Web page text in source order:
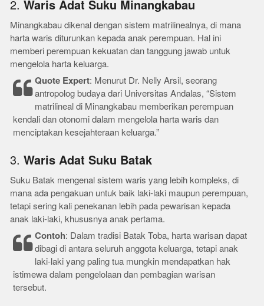
2.Waris Adat Suku Minangkabau
Minangkabau dikenal dengan sistem matrilinealnya, di mana
harta waris diturunkan kepada anak perempuan. Hal ini
memberi perempuan kekuatan dan tanggung jawab untuk
mengelola harta keluarga.
Quote Expert: Menurut Dr. Nelly Arsil, seorang
antropolog budaya dari Universitas Andalas, “Sistem
matrilineal di Minangkabau memberikan perempuan
kendali dan otonomi dalam mengelola harta waris dan
menciptakan kesejahteraan keluarga.”
3.Waris Adat Suku Batak
Suku Batak mengenal sistem waris yang lebih kompleks, di
mana ada pengakuan untuk baik laki-laki maupun perempuan,
tetapi sering kali penekanan lebih pada pewarisan kepada
anak laki-laki, khususnya anak pertama.
Contoh: Dalam tradisi Batak Toba, harta warisan dapat
dibagi di antara seluruh anggota keluarga, tetapi anak
laki-laki yang paling tua mungkin mendapatkan hak
istimewa dalam pengelolaan dan pembagian warisan
tersebut.